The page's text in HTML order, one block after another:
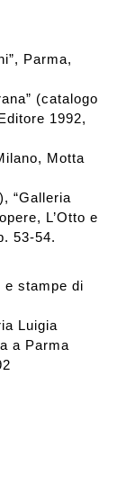
Parma,
(catalogo
1992,
Motta
“Galleria
L’Otto e
53-54.
e stampe di
Luigia
a Parma